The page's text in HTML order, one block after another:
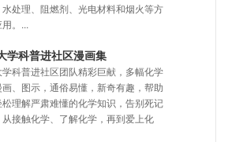
水处理、阻燃剂、光电材料和烟火等方
。...
学科普进社区漫画集
学科普进社区团队精彩巨献，多幅化学
、图示，通俗易懂，新奇有趣，帮助
理解严肃难懂的化学知识，告别死记
接触化学、了解化学，再到爱上化